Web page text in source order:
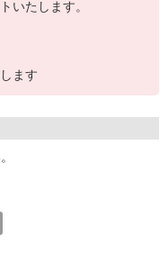
いたします。
ます